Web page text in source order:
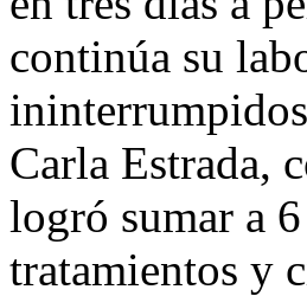
continúa su
Carla Estrada,
logró sumar a
tratamientos y